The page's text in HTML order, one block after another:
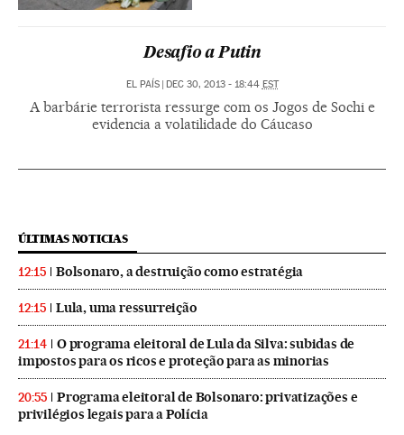
Desafio a Putin
EL PAÍS DEC 30, 2013 - 18:44 EST
A barbárie terrorista ressurge com os Jogos de Sochi e
evidencia a volatilidade do Cáucaso
ÚLTIMAS NOTICIAS
12:15 Bolsonaro, a destruição como estratégia
12:15 Lula, uma ressurreição
21:14
O programa eleitoral de Lula da Silva: subidas de
impostos para os ricos e proteção para as minorias
20:55
Programa eleitoral de Bolsonaro: privatizações e
privilégios legais para a Polícia